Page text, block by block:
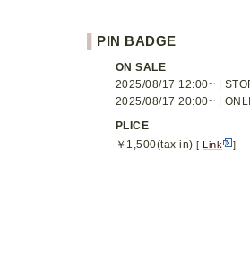
PIN BADGE
ON SALE
2025/08/17 12:00~ |
2025/08/17 20:00~ |
PLICE
￥1,500(tax in)[ Link ]